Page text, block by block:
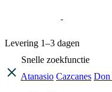
Levering 1–3 dagen
Snelle zoekfunctie
Atanasio Cazcanes Don